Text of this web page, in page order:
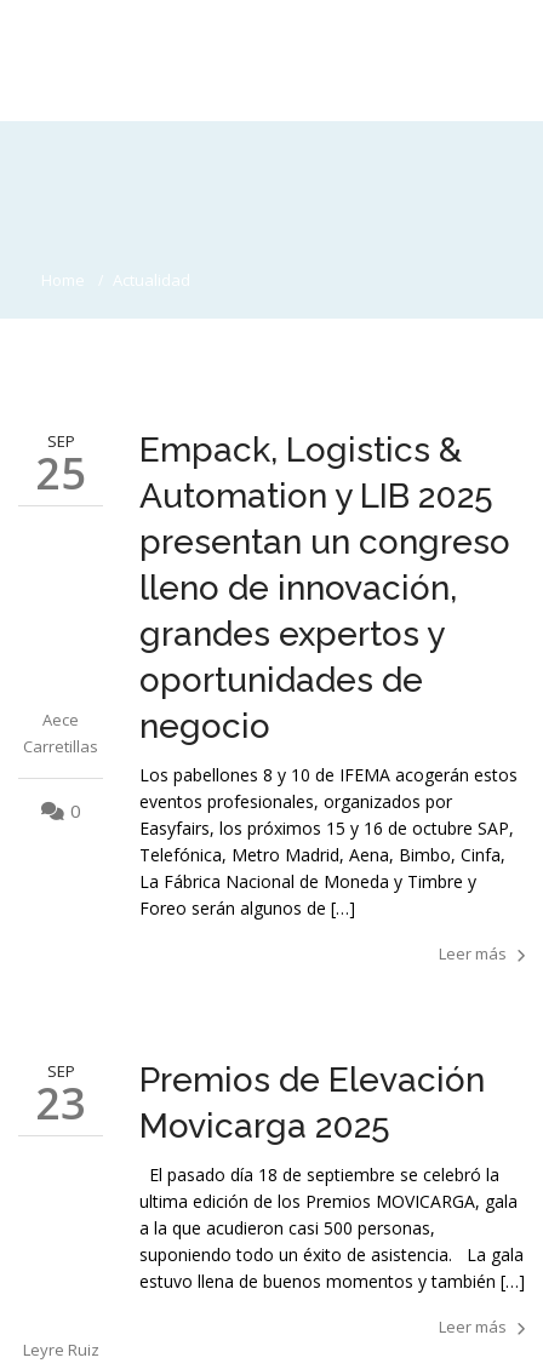
Home Actualidad
SEP
25
Aece
Carretillas
0
Empack, Logistics &
Automation y LIB 2025
presentan un congreso
lleno de innovación,
grandes expertos y
oportunidades de
negocio
Los pabellones 8 y 10 de IFEMA acogerán estos
eventos profesionales, organizados por
Easyfairs, los próximos 15 y 16 de octubre SAP,
Telefónica, Metro Madrid, Aena, Bimbo, Cinfa,
La Fábrica Nacional de Moneda y Timbre y
Foreo serán algunos de […]
Leer más
SEP
23
Leyre Ruiz
Premios de Elevación
Movicarga 2025
El pasado día 18 de septiembre se celebró la
ultima edición de los Premios MOVICARGA, gala
a la que acudieron casi 500 personas,
suponiendo todo un éxito de asistencia. La gala
estuvo llena de buenos momentos y también […]
Leer más